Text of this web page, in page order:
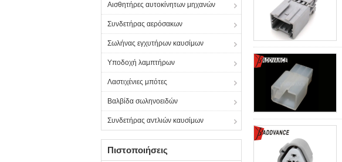
Αισθητήρες αυτοκίνητων μηχανών
Συνδετήρας αερόσακων
Σωλήνας εγχυτήρων καυσίμων
Υποδοχή λαμπτήρων
Λαστιχένιες μπότες
Βαλβίδα σωληνοειδών
Συνδετήρας αντλιών καυσίμων
Πιστοποιήσεις